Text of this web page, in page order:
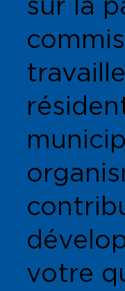
votre